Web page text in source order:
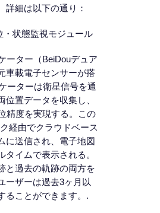
詳細は以下の通り：
・状態監視モジュール
ーター（BeiDouデュア
車載電子センサーが搭
ーターは衛星信号を通
位置データを収集し、
精度を実現する。この
経由でクラウドベース
に送信され、電子地図
タイムで表示される。
と過去の軌跡の両方を
ーザーは過去3ヶ月以
ることができます。.